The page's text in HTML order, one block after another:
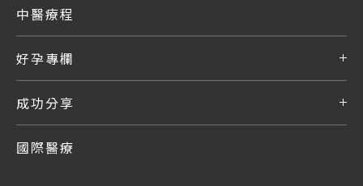
中醫療程
好孕專欄
成功分享
國際醫療